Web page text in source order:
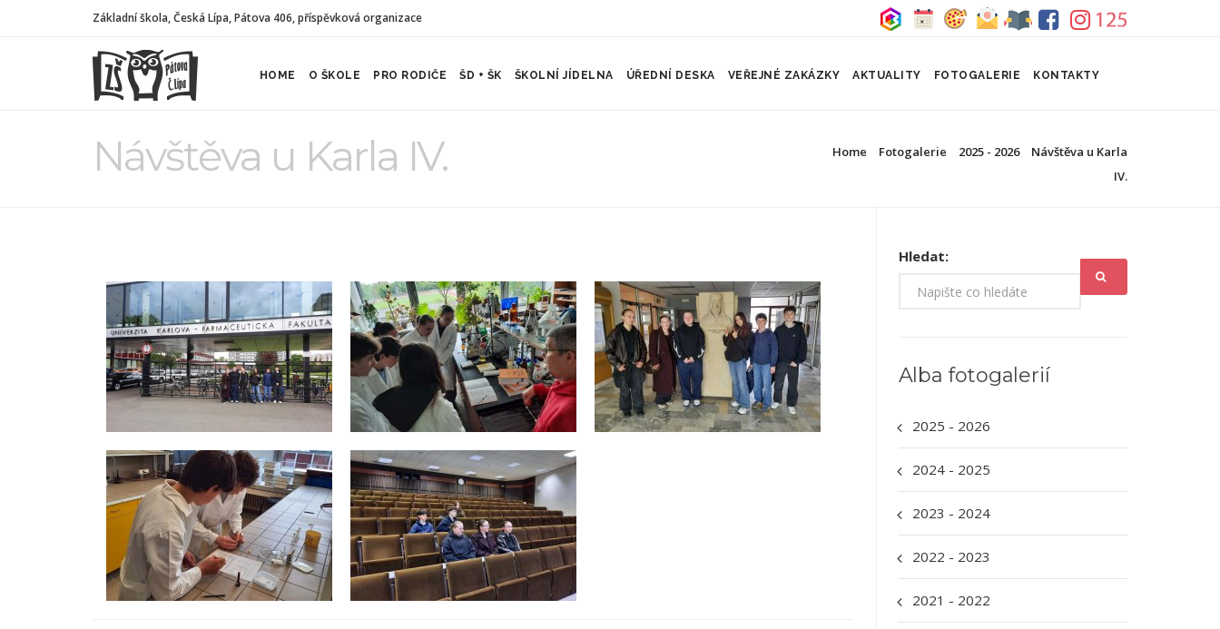
Základní škola, Česká Lípa, Pátova 406, příspěvková organizace
HOME O ŠKOLE PRO RODIČE ŠD + ŠK ŠKOLNÍ JÍDELNA ÚŘEDNÍ DESKA VEŘEJNÉ ZAKÁZKY AKTUALITY FOTOGALERIE KONTAKTY
Návštěva u Karla IV. Home Fotogalerie 2025 - 2026
Návštěva u Karla
IV.
Hledat:
Alba fotogalerií
2025 - 2026
2024 - 2025
2023 - 2024
2022 - 2023
2021 - 2022